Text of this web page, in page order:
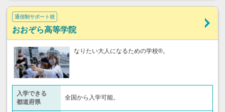
通信制サポート校
おおぞら高等学院
なりたい大人になるための学校®。
入学できる
都道府県
全国から入学可能。